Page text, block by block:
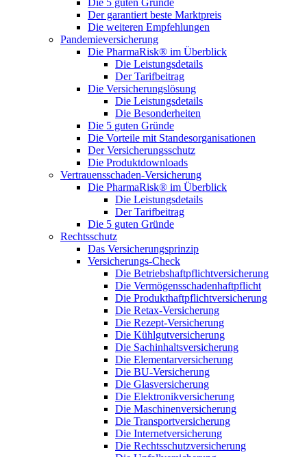
Die 5 guten Gründe
Der garantiert beste Marktpreis
Die weiteren Empfehlungen
Pandemieversicherung
Die PharmaRisk® im Überblick
Die Leistungsdetails
Der Tarifbeitrag
Die Versicherungslösung
Die Leistungsdetails
Die Besonderheiten
Die 5 guten Gründe
Die Vorteile mit Standesorganisationen
Der Versicherungsschutz
Die Produktdownloads
Vertrauensschaden-Versicherung
Die PharmaRisk® im Überblick
Die Leistungsdetails
Der Tarifbeitrag
Die 5 guten Gründe
Rechtsschutz
Das Versicherungsprinzip
Versicherungs-Check
Die Betriebshaftpflichtversicherung
Die Vermögensschadenhaftpflicht
Die Produkthaftpflichtversicherung
Die Retax-Versicherung
Die Rezept-Versicherung
Die Kühlgutversicherung
Die Sachinhaltsversicherung
Die Elementarversicherung
Die BU-Versicherung
Die Glasversicherung
Die Elektronikversicherung
Die Maschinenversicherung
Die Transportversicherung
Die Internetversicherung
Die Rechtsschutzversicherung